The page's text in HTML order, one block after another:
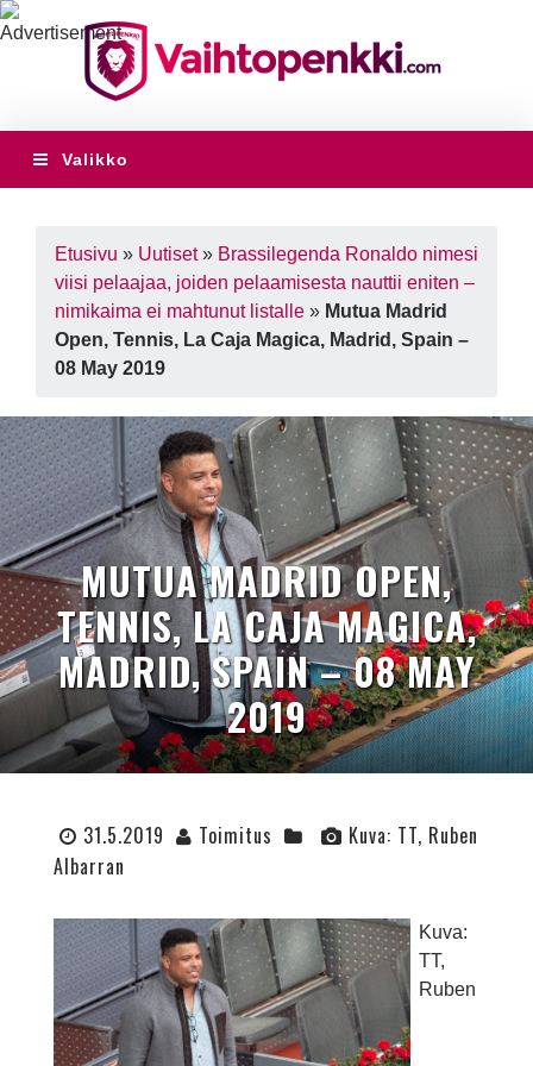
Valikko
Etusivu » Uutiset» Brassilegenda Ronaldo nimesi
viisi pelaajaa, joiden pelaamisesta nauttii eniten –
nimikaima ei mahtunut listalle » Mutua Madrid
Open, Tennis, La Caja Magica, Madrid, Spain –
08 May 2019
MUTUA MADRID OPEN,
TENNIS, LA CAJA MAGICA,
MADRID, SPAIN – 08 MAY
2019
31.5.2019 Toimitus
Kuva: TT, Ruben
Albarran
Kuva:
TT,
Ruben